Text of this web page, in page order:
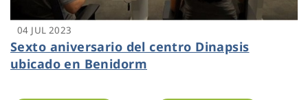
04 JUL 2023
Sexto aniversario del centro Dinapsis
ubicado en Benidorm